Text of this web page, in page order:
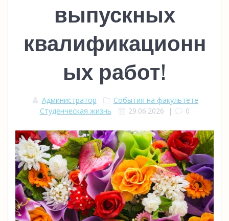
выпускных
квалификационн
ых работ!
Администратор
События на факультете
Студенческая жизнь
29.06.2026 | 0